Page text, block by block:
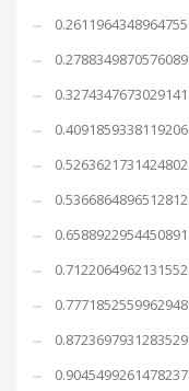
0.2611964348964755
0.2788349870576089
0.3274347673029141
0.4091859338119206
0.5263621731424802
0.5366864896512812
0.6588922954450891
0.7122064962131552
0.7771852559962948
0.8723697931283529
0.9045499261478237